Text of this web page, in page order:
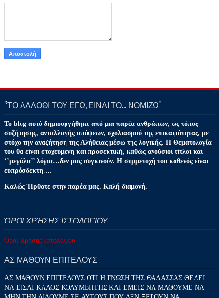
‘’ΤΟ ΑΛΛΟΘΙ ΤΟΥ ΕΓΩ, ΕΙΝΑΙ ΤΟ… ΝΟΜΙΖΩ''
Το blog αυτό δημιουργήθηκε από μια παρέα ανθρώπων, ως τόπος
συζήτησης, ανταλλαγής απόψεων, σχολιασμού της επικαιρότητας, με
στόχο την αναζήτηση της Αλήθειας μέσω της λογικής. Η Θεματολογία
του θα είναι στοχευμένη και προσεκτική, καθώς ανούσιοι τίτλοι και
‘’μεγάλα’’ λόγια…δεν μας συγκινούν. Η συμμετοχή του καθενός είναι
ευπρόσδεκτη….
Καλώς Ήρθατε στην παρέα μας. Καλή διαμονή.
ΌΡΟΙ ΧΡΉΣΗΣ ΙΣΤΟΛΟΓΊΟΥ
Όροι Χρήσης Ιστολογίου
ΑΣ ΜΑΘΟΥΝ ΕΠΙΤΕΛΟΥΣ
ΑΣ ΜΑΘΟΥΝ ΕΠΙΤΕΛΟΥΣ ΟΤΙ Η ΓΝΩΣΗ ΤΗΣ ΘΑΛΑΣΣΑΣ ΘΕΛΕΙ
ΝΑ ΕΙΣΑΙ ΚΑΛΟΣ ΚΟΛΥΜΒΗΤΗΣ ΚΑΙ ΕΜΕΙΣ ΝΑ ΜΑΘΟΥΜΕ ΝΑ